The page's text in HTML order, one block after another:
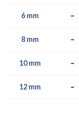
6 mm –
8 mm –
10 mm –
12 mm –